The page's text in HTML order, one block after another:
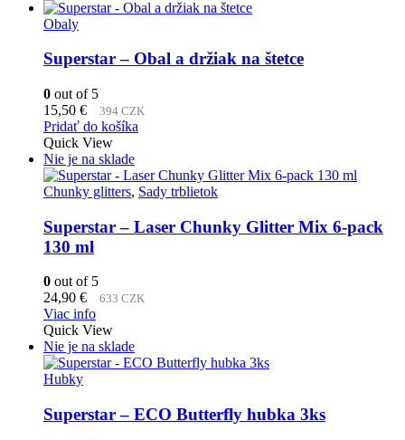
Obaly
Superstar – Obal a držiak na štetce
0 out of 5
15,50 € 394 CZK
Pridať do košíka
Quick View
Nie je na sklade
Chunky glitters, Sady trblietok
Superstar – Laser Chunky Glitter Mix 6-pack
130 ml
0 out of 5
24,90 € 633 CZK
Viac info
Quick View
Nie je na sklade
Hubky
Superstar – ECO Butterfly hubka 3ks